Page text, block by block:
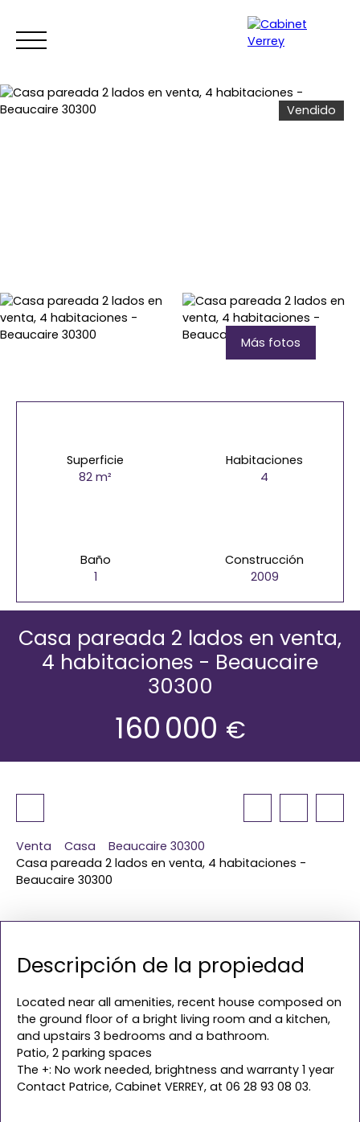
Vendido
Más fotos
Superficie
82m²
Habitaciones
4
Baño
1
Construcción
2009
Casa pareada 2 lados en venta,
4 habitaciones - Beaucaire
30300
160 000 €
Venta Casa
Beaucaire 30300
Casa pareada 2 lados en venta, 4 habitaciones -
Beaucaire 30300
Descripción de la propiedad
Located near all amenities, recent house composed on
the ground floor of a bright living room and a kitchen,
and upstairs 3 bedrooms and a bathroom.
Patio, 2 parking spaces
The +: No work needed, brightness and warranty 1 year
Contact Patrice, Cabinet VERREY, at 06 28 93 08 03.